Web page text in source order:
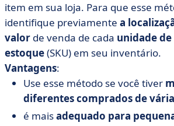
item em sua loja. Para que esse
identifique previamente a
valor de venda de cada unidade
estoque(SKU) em seu inventário.
Vantagens:
Use esse método se você tiver
diferentes comprados de
é maisadequado para